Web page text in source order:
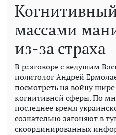
массами
из-за страха
В разговоре с ведущим
политолог Андрей
посмотреть на войну
когнитивной сферы. По
последнее время
сознательно загоняют в
скоординированных